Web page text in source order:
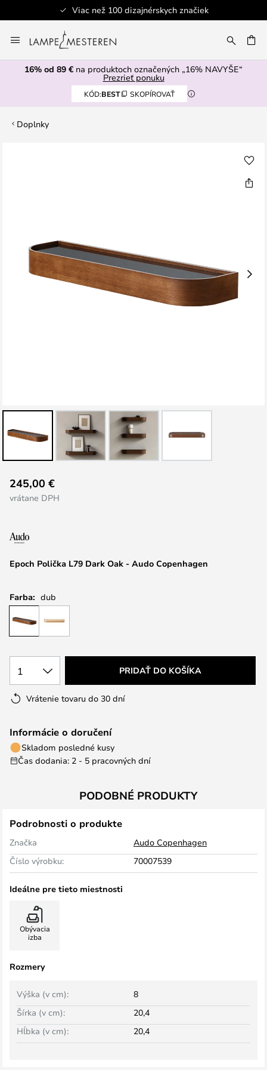
Viac než 100 dizajnérskych značiek
to
Content
16% od 89 € na produktoch označených „16% NAVYŠE“
Prezrieť ponuku
KÓD:BEST SKOPÍROVAŤ
Doplnky
na
začiatok
obrázkov
Epoch Polička L79 Dark Oak - Audo Copenhagen
245,00 €
vrátane DPH
Farba: dub
1 PRIDAŤ DO KOŠÍKA
Vrátenie tovaru do 30 dní
Informácie o doručení
Skladom posledné kusy
Čas dodania: 2 - 5 pracovných dní
PODOBNÉ PRODUKTY
Podrobnosti o produkte
Značka
Audo Copenhagen
Číslo výrobku:
70007539
Ideálne pre tieto miestnosti
Obývacia
izba
Rozmery
Šírka (v cm): 20,4
Výška (v cm): 8
Hĺbka (v cm): 20,4